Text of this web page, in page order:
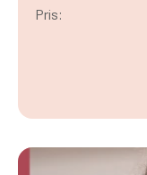
Pris: